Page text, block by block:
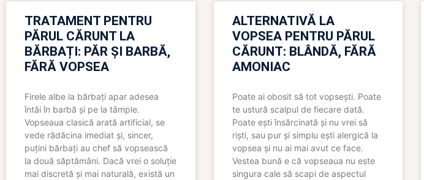
TRATAMENT PENTRU
PĂRUL CĂRUNT LA
BĂRBAȚI: PĂR ȘI BARBĂ,
FĂRĂ VOPSEA
Firele albe la bărbați apar adesea
întâi în barbă și pe la tâmple.
Vopseaua clasică arată artificial, se
vede rădăcina imediat și, sincer,
puțini bărbați au chef să vopsească
la două săptămâni. Dacă vrei o soluție
mai discretă și mai naturală, există un
ALTERNATIVĂ LA
VOPSEA PENTRU PĂRUL
CĂRUNT: BLÂNDĂ, FĂRĂ
AMONIAC
Poate ai obosit să tot vopsești. Poate
te ustură scalpul de fiecare dată.
Poate ești însărcinată și nu vrei să
riști, sau pur și simplu ești alergică la
vopsea și nu ai mai avut ce face.
Vestea bună e că vopseaua nu este
singura cale să scapi de aspectul